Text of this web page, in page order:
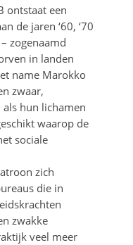
ontstaat een
de jaren ‘60, ‘70
zogenaamd
in landen
name Marokko
zwaar,
hun lichamen
waarop de
sociale
zich
die in
zwakke
veel meer